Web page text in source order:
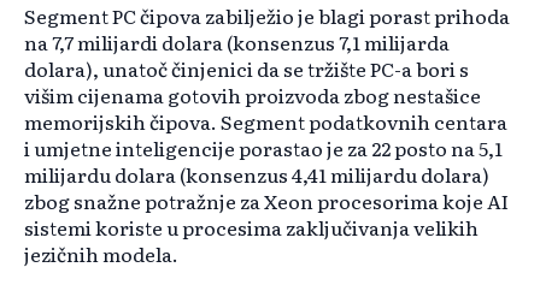
Segment PC čipova zabilježio je blagi porast prihoda
na 7,7 milijardi dolara (konsenzus 7,1 milijarda
dolara), unatoč činjenici da se tržište PC-a bori s
višim cijenama gotovih proizvoda zbog nestašice
memorijskih čipova. Segment podatkovnih centara
i umjetne inteligencije porastao je za 22 posto na 5,1
milijardu dolara (konsenzus 4,41 milijardu dolara)
zbog snažne potražnje za Xeon procesorima koje AI
sistemi koriste u procesima zaključivanja velikih
jezičnih modela.